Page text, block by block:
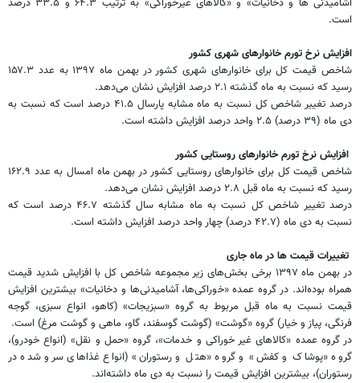
است.
افزایش نرخ تورم خانوارهای شهری کشور
شاخص قیمت کل برای خانوارهای شهری کشور در بهمن ماه ١٣٩٧ به عدد ۱۵۷.۳
رسید که نسبت به ماه گذشته ٢.١ درصد افزایش نشان می‌دهد.
درصد تغییر شاخص کل نسبت به ماه مشابه پارسال ۴۱.۵ درصد است که نسبت به
دی ماه (۳۹ درصد) ۲.۵ واحد درصد افزایش داشته است.
افزایش نرخ تورم خانوارهای روستایی کشور
شاخص قیمت کل برای خانوارهای روستایی کشور در بهمن ماه امسال به عدد ۱۶۲.۹
رسید که نسبت به ماه قبل ۲.۸ درصد افزایش نشان می‌دهد.
درصد تغییر شاخص کل نسبت به ماه مشابه سال گذشته ۴۶.۷ درصد است که
نسبت به دی ماه (۴۲.۷ درصد) چهار واحد درصد افزایش داشته است.
تغییرات قیمت ها در ماه جاری
در بهمن ماه ۱۳۹۷ برخی بخش‌های زیر مجموعه شاخص کل با افزایش شدید قیمت
همراه بوده‌اند. در گروه عمده «خوراکی‌ها، آشامیدنی‌ها و دخانیات» بیشترین افزایش
قیمت نسبت به ماه قبل مربوط به گروه «سبزیجات» (کاهو، انواع سبزی، گوجه
فرنگی، پیاز و خیار) گروه «گوشت» (گوشت گوسفند، گاو، ماهی و گوشت مرغ) است.
در گروه عمده «کالاهای غیر خوراکی و خدمات»، گروه «حمل و نقل» (انواع خودرو)،
گروه «پوشاک و کفش» و گروه «هتل و رستوران» (انواع غذاهای سرو شده در
رستوران)، بیشترین افزایش قیمت را نسبت به دی ماه داشته‌اند.